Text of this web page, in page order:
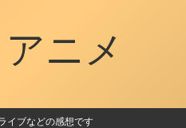
ニメ
イブなどの感想です